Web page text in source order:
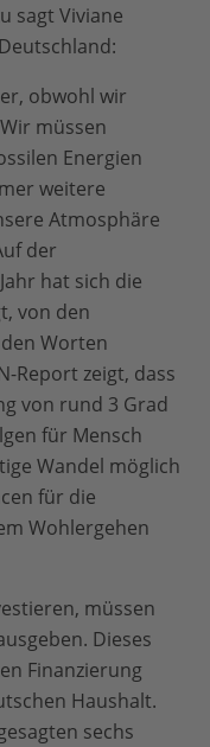
sagt Viviane
obwohl wir
müssen
Energien
weitere
Atmosphäre
der
hat sich die
von den
Worten
Report zeigt, dass
von rund 3 Grad
für Mensch
Wandel möglich
für die
Wohlergehen
müssen
Dieses
Finanzierung
Haushalt.
sechs